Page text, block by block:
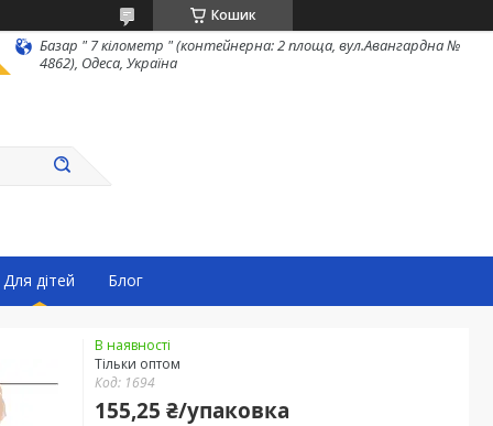
Кошик
Базар " 7 кілометр " (контейнерна: 2 площа, вул.Авангардна №
4862), Одеса, Україна
Для дітей Блог
В наявності
Тільки оптом
Код: 1694
155,25 ₴/упаковка